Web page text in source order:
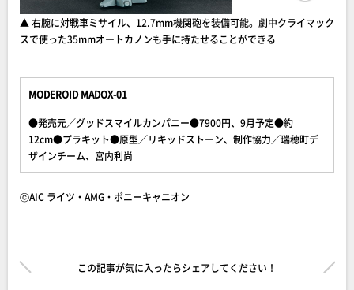
▲ 右腕に対戦車ミサイル、12.7mm機関砲を装備可能。劇中クライマック
スで使った35mmオートカノンも手に持たせることができる
MODEROID MADOX-01
●発売元／グッドスマイルカンパニー●7900円、9月予定●約
12cm●プラキット●原型／リキッドストーン、制作協力／瑞穂町デ
ザインチーム、宮内利尚
ⓒAIC ライツ・AMG・ポニーキャニオン
この記事が気に入ったらシェアしてください！